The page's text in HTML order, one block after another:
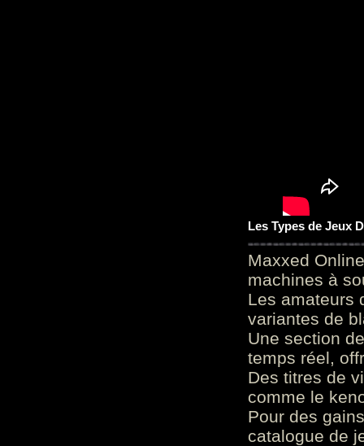
Les Types de Jeux
Maxxed
machines à
Les amateurs
variantes de
Une section
temps réel,
Des titres de
comme le
Pour des
catalogue de